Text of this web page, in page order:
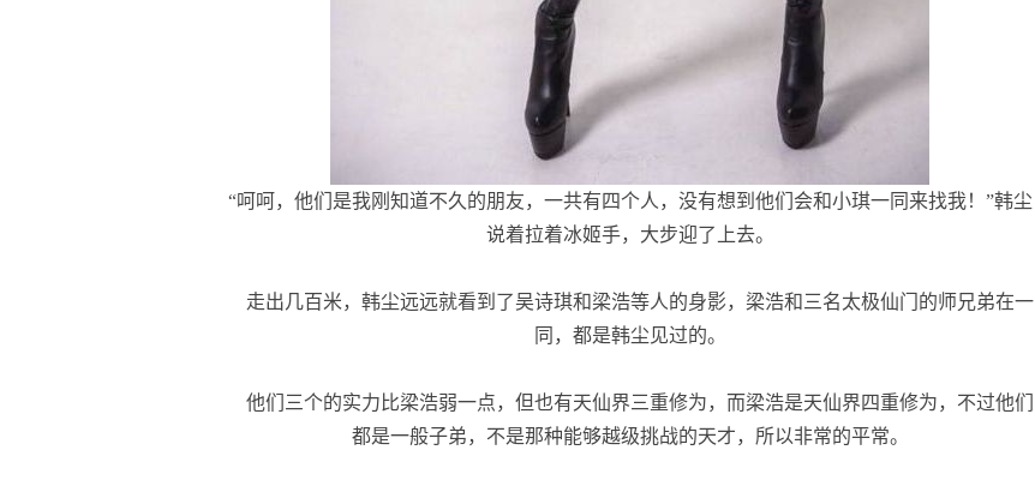
“呵呵，他们是我刚知道不久的朋友，一共有四个人，没有想到他们会和小琪一同来找我！”韩尘
说着拉着冰姬手，大步迎了上去。
走出几百米，韩尘远远就看到了吴诗琪和梁浩等人的身影，梁浩和三名太极仙门的师兄弟在一
同，都是韩尘见过的。
他们三个的实力比梁浩弱一点，但也有天仙界三重修为，而梁浩是天仙界四重修为，不过他们
都是一般子弟，不是那种能够越级挑战的天才，所以非常的平常。